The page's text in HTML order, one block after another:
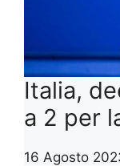
Italia,
a 2 per
16 Agosto